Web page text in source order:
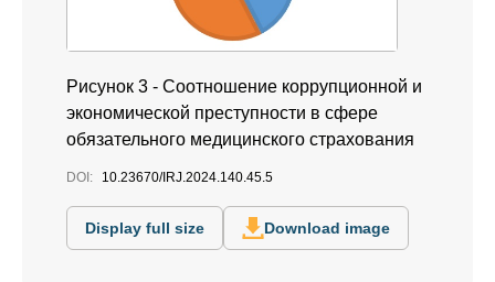
Рисунок 3 - Соотношение коррупционной и
экономической преступности в сфере
обязательного медицинского страхования
DOI: 10.23670/IRJ.2024.140.45.5
Display full size Download image